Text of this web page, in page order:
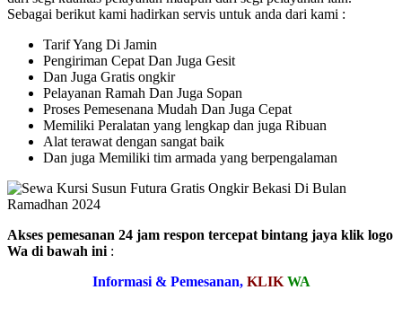
Sebagai berikut kami hadirkan servis untuk anda dari kami :
Tarif Yang Di Jamin
Pengiriman Cepat Dan Juga Gesit
Dan Juga Gratis ongkir
Pelayanan Ramah Dan Juga Sopan
Proses Pemesenana Mudah Dan Juga Cepat
Memiliki Peralatan yang lengkap dan juga Ribuan
Alat terawat dengan sangat baik
Dan juga Memiliki tim armada yang berpengalaman
Akses pemesanan 24 jam respon tercepat bintang jaya klik logo
Wa di bawah ini :
Informasi & Pemesanan, KLIK WA